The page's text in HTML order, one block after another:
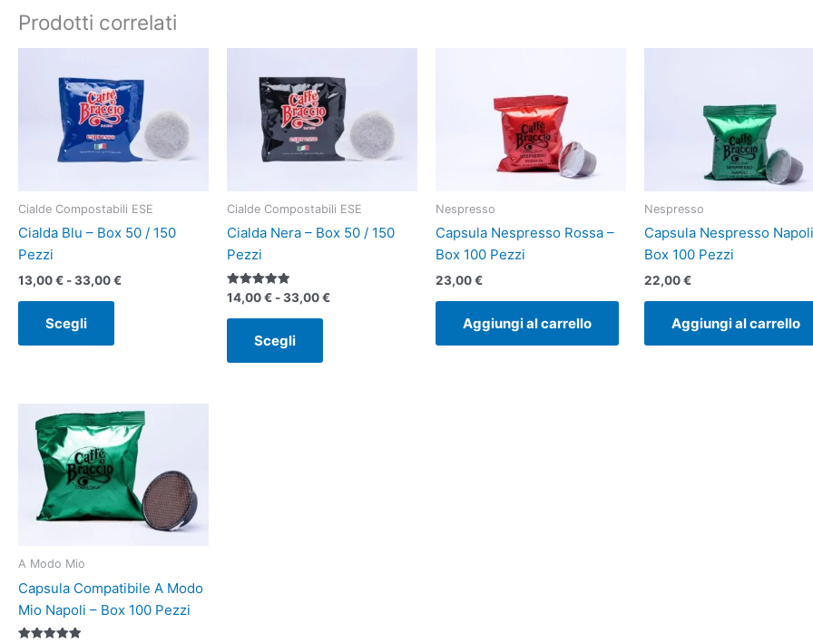
Prodotti correlati
Cialde Compostabili ESE
Cialda Blu – Box 50 / 150
Pezzi
13,00€ -33,00€
prezzo:
da
13,00 €
a
33,00 €
Scegli
prodotto
ha
più
varianti.
Le
possono
essere
nella
pagina
prodotto
Cialde Compostabili ESE
Cialda Nera – Box 50 / 150
Pezzi
Valutato
5.00
su 5
14,00€ -33,00€
prezzo:
da
14,00 €
a
33,00 €
Scegli
prodotto
ha
più
varianti.
Le
opzioni
possono
essere
pagina
del
Nespresso
Capsula Nespresso Rossa –
Box 100 Pezzi
23,00€
Aggiungi al carrello
Nespresso
Capsula Nespresso
Box 100 Pezzi
22,00€
Aggiungi al carrello
A Modo Mio
Capsula Compatibile A Modo
Mio Napoli – Box 100 Pezzi